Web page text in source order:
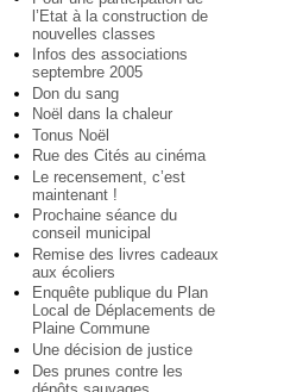
l’Etat à la construction de
nouvelles classes
Infos des associations
septembre 2005
Don du sang
Noël dans la chaleur
Tonus Noël
Rue des Cités au cinéma
Le recensement, c’est
maintenant !
Prochaine séance du
conseil municipal
Remise des livres cadeaux
aux écoliers
Enquête publique du Plan
Local de Déplacements de
Plaine Commune
Une décision de justice
Des prunes contre les